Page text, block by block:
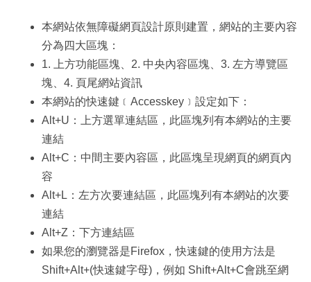
本網站依無障礙網頁設計原則建置，網站的主要內容
分為四大區塊：
1. 上方功能區塊、2. 中央內容區塊、3. 左方導覽區
塊、4. 頁尾網站資訊
本網站的快速鍵﹝Accesskey﹞設定如下：
Alt+U：上方選單連結區，此區塊列有本網站的主要
連結
Alt+C：中間主要內容區，此區塊呈現網頁的網頁內
容
Alt+L：左方次要連結區，此區塊列有本網站的次要
連結
Alt+Z：下方連結區
如果您的瀏覽器是Firefox，快速鍵的使用方法是
Shift+Alt+(快速鍵字母)，例如 Shift+Alt+C會跳至網